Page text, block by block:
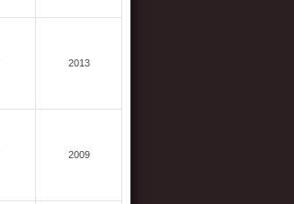
2013
2009